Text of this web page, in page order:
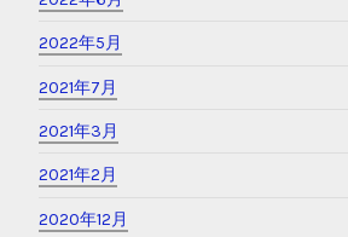
2022年5月
2021年7月
2021年3月
2021年2月
2020年12月